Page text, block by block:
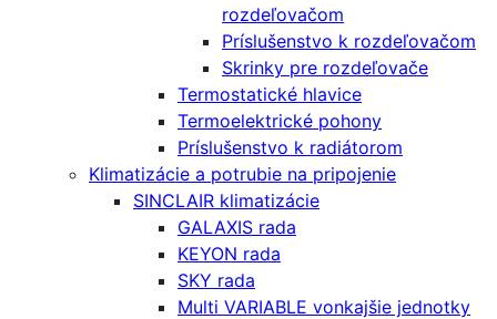
rozdeľovačom
Príslušenstvo k rozdeľovačom
Skrinky pre rozdeľovače
Termostatické hlavice
Termoelektrické pohony
Príslušenstvo k radiátorom
Klimatizácie a potrubie na pripojenie
SINCLAIR klimatizácie
GALAXIS rada
KEYON rada
SKY rada
Multi VARIABLE vonkajšie jednotky